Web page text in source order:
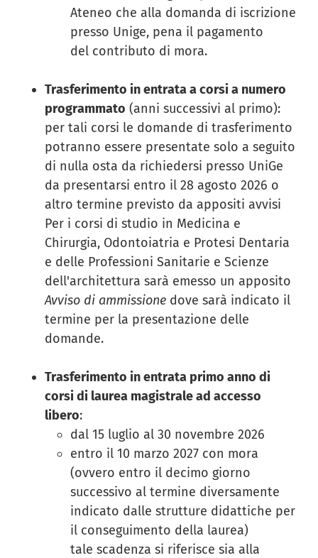
Ateneo che alla domanda di iscrizione
presso Unige, pena il pagamento
del contributo di mora.
Trasferimento in entrata a corsi a numero
programmato (anni successivi al primo):
per tali corsi le domande di trasferimento
potranno essere presentate solo a seguito
di nulla osta da richiedersi presso UniGe
da presentarsi entro il 28 agosto 2026 o
altro termine previsto da appositi avvisi
Per i corsi di studio in Medicina e
Chirurgia, Odontoiatria e Protesi Dentaria
e delle Professioni Sanitarie e Scienze
dell'architettura sarà emesso un apposito
Avviso di ammissione dove sarà indicato il
termine per la presentazione delle
domande.
Trasferimento in entrata primo anno di
corsi di laurea magistrale ad accesso
libero:
dal 15 luglio al 30 novembre 2026
entro il 10 marzo 2027 con mora
(ovvero entro il decimo giorno
successivo al termine diversamente
indicato dalle strutture didattiche per
il conseguimento della laurea)
tale scadenza si riferisce sia alla